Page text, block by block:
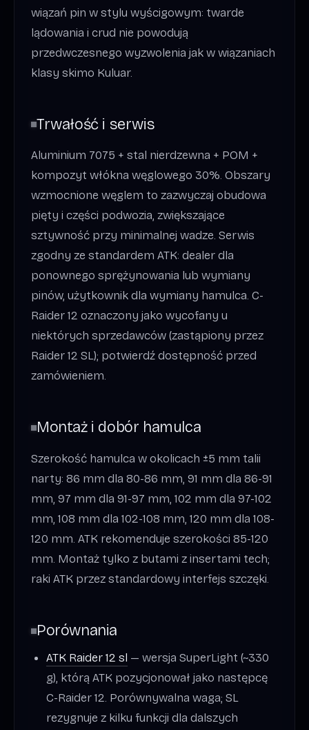
wiązań pin w stylu wyścigowym: twarde
lądowania i crud nie powodują
przedwczesnego wyzwolenia jak w wiązaniach
klasy skimo Kuluar.
Trwałość i serwis
Aluminium 7075 + stal nierdzewna + POM +
kompozyt włókna węglowego 30%. Obszary
wzmocnione węglem to zazwyczaj obudowa
pięty i części podwozia, zwiększające
sztywność przy minimalnej wadze. Serwis
zgodny ze standardem ATK: dealer dla
ponownego sprężynowania lub wymiany
pinów, użytkownik dla wymiany hamulca. C-
Raider 12 oznaczony jako wycofany u
niektórych sprzedawców (zastąpiony przez
Raider 12 SL); potwierdź dostępność przed
zamówieniem.
Montaż i dobór hamulca
Szerokość hamulca w okolicach ±5 mm talii
narty: 86 mm dla 80-86 mm, 91 mm dla 86-91
mm, 97 mm dla 91-97 mm, 102 mm dla 97-102
mm, 108 mm dla 102-108 mm, 120 mm dla 108-
120 mm. ATK rekomenduje szerokości 85-120
mm. Montaż tylko z butami z insertami tech;
raki ATK przez standardowy interfejs szczęki.
Porównania
ATK Raider 12 sl — wersja SuperLight (~330
g), którą ATK pozycjonował jako następcę
C-Raider 12. Porównywalna waga; SL
rezygnuje z kilku funkcji dla dalszych